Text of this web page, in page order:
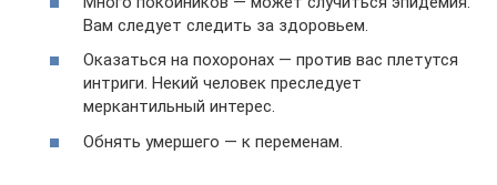
Вам следует следить за здоровьем.
Оказаться на похоронах — против вас плетутся
интриги. Некий человек преследует
меркантильный интерес.
Обнять умершего — к переменам.